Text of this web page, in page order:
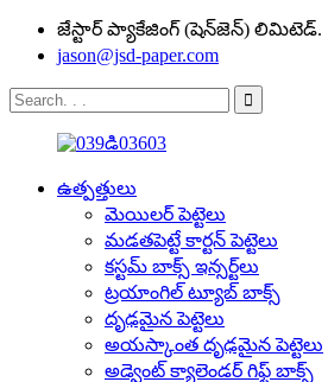
జేస్టార్ ప్యాకేజింగ్ (షెన్‌జెన్) లిమిటెడ్.
jason@jsd-paper.com
ఉత్పత్తులు
మెయిలర్ పెట్టెలు
మడతపెట్టే కార్టన్ పెట్టెలు
కస్టమ్ బాక్స్ ఇన్సర్ట్‌లు
ట్రయాంగిల్ ట్యూబ్ బాక్స్
దృఢమైన పెట్టెలు
అయస్కాంత దృఢమైన పెట్టెలు
అడ్వెంట్ క్యాలెండర్ గిఫ్ట్ బాక్స్